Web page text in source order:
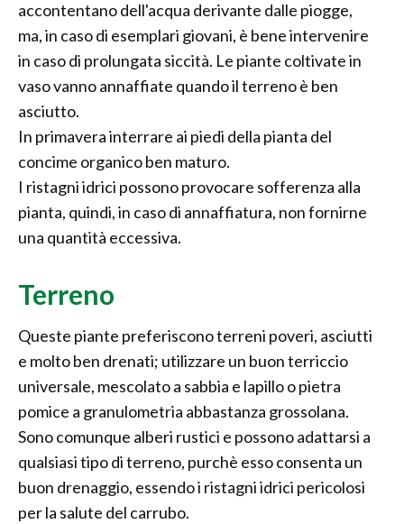
accontentano dell'acqua derivante dalle piogge,
ma, in caso di esemplari giovani, è bene intervenire
in caso di prolungata siccità. Le piante coltivate in
vaso vanno annaffiate quando il terreno è ben
asciutto.
In primavera interrare ai piedi della pianta del
concime organico ben maturo.
I ristagni idrici possono provocare sofferenza alla
pianta, quindi, in caso di annaffiatura, non fornirne
una quantità eccessiva.
Terreno
Queste piante preferiscono terreni poveri, asciutti
e molto ben drenati; utilizzare un buon terriccio
universale, mescolato a sabbia e lapillo o pietra
pomice a granulometria abbastanza grossolana.
Sono comunque alberi rustici e possono adattarsi a
qualsiasi tipo di terreno, purchè esso consenta un
buon drenaggio, essendo i ristagni idrici pericolosi
per la salute del carrubo.